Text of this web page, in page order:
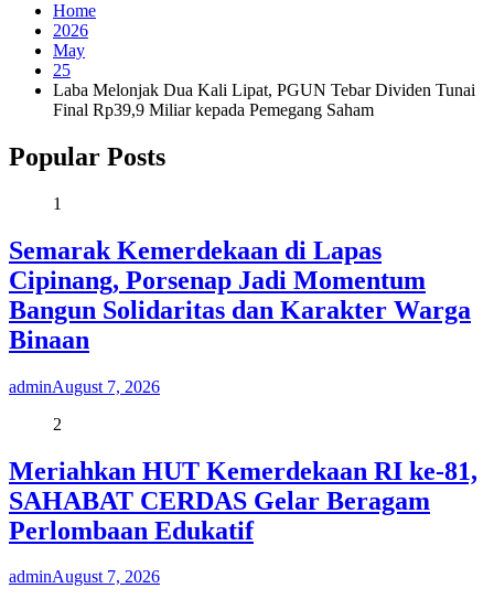
Home
2026
May
25
Laba Melonjak Dua Kali Lipat, PGUN Tebar Dividen Tunai
Final Rp39,9 Miliar kepada Pemegang Saham
Popular Posts
1
Semarak Kemerdekaan di Lapas
Cipinang, Porsenap Jadi Momentum
Bangun Solidaritas dan Karakter Warga
Binaan
adminAugust 7, 2026
2
Meriahkan HUT Kemerdekaan RI ke-81,
SAHABAT CERDAS Gelar Beragam
Perlombaan Edukatif
adminAugust 7, 2026